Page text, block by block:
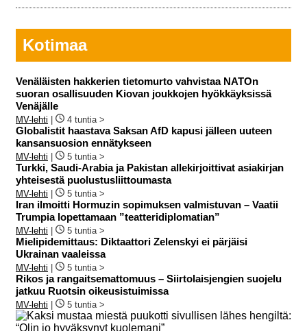
Kotimaa
Venäläisten hakkerien tietomurto vahvistaa NATOn
suoran osallisuuden Kiovan joukkojen hyökkäyksissä
Venäjälle
MV-lehti | 4 tuntia >
Globalistit haastava Saksan AfD kapusi jälleen uuteen
kansansuosion ennätykseen
MV-lehti | 5 tuntia >
Turkki, Saudi-Arabia ja Pakistan allekirjoittivat asiakirjan
yhteisestä puolustusliittoumasta
MV-lehti | 5 tuntia >
Iran ilmoitti Hormuzin sopimuksen valmistuvan – Vaatii
Trumpia lopettamaan ”teatteridiplomatian”
MV-lehti | 5 tuntia >
Mielipidemittaus: Diktaattori Zelenskyi ei pärjäisi
Ukrainan vaaleissa
MV-lehti | 5 tuntia >
Rikos ja rangaitsemattomuus – Siirtolaisjengien suojelu
jatkuu Ruotsin oikeusistuimissa
MV-lehti | 5 tuntia >